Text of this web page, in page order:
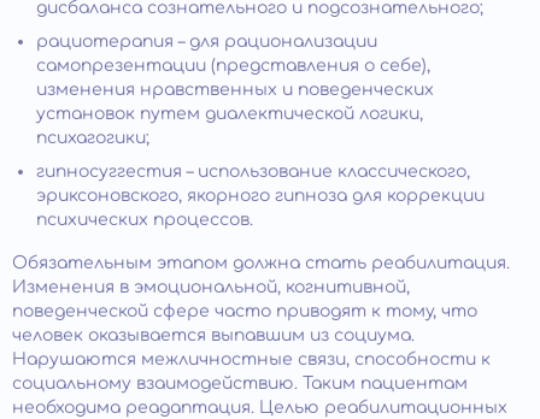
дисбаланса сознательного и подсознательного;
рациотерапия – для рационализации
самопрезентации (представления о себе),
изменения нравственных и поведенческих
установок путем диалектической логики,
психагогики;
гипносуггестия – использование классического,
эриксоновского, якорного гипноза для коррекции
психических процессов.
Обязательным этапом должна стать реабилитация.
Изменения в эмоциональной, когнитивной,
поведенческой сфере часто приводят к тому, что
человек оказывается выпавшим из социума.
Нарушаются межличностные связи, способности к
социальному взаимодействию. Таким пациентам
необходима реадаптация. Целью реабилитационных